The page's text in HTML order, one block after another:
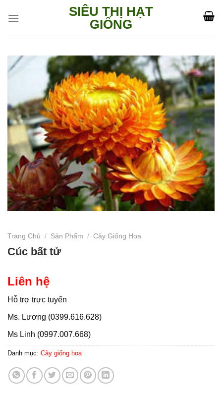
SIÊU THỊ HẠT
GIỐNG
Trang Chủ / Sản Phẩm / Cây Giống Hoa
Cúc bất tử
Liên hệ
Hỗ trợ trực tuyến
Ms. Lương (0399.616.628)
Ms Linh (0997.007.668)
Danh mục: Cây giống hoa